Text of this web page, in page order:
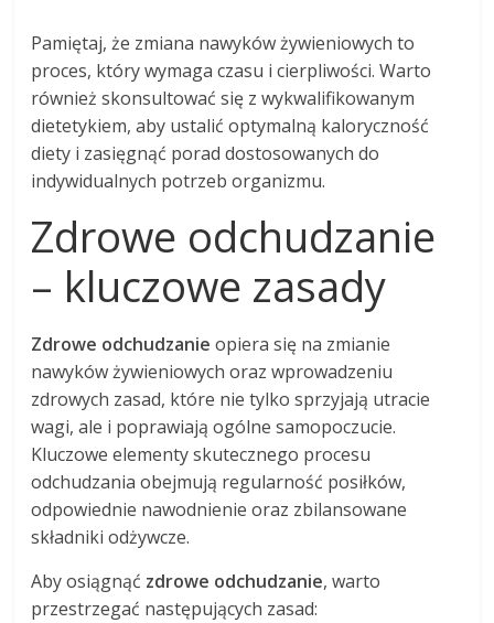
Pamiętaj, że zmiana nawyków żywieniowych to
proces, który wymaga czasu i cierpliwości. Warto
również skonsultować się z wykwalifikowanym
dietetykiem, aby ustalić optymalną kaloryczność
diety i zasięgnąć porad dostosowanych do
indywidualnych potrzeb organizmu.
Zdrowe odchudzanie
– kluczowe zasady
Zdrowe odchudzanie opiera się na zmianie
nawyków żywieniowych oraz wprowadzeniu
zdrowych zasad, które nie tylko sprzyjają utracie
wagi, ale i poprawiają ogólne samopoczucie.
Kluczowe elementy skutecznego procesu
odchudzania obejmują regularność posiłków,
odpowiednie nawodnienie oraz zbilansowane
składniki odżywcze.
Aby osiągnąć zdrowe odchudzanie, warto
przestrzegać następujących zasad: